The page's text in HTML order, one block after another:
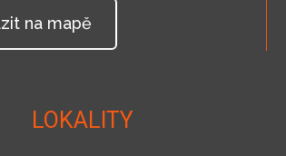
na mapě
LOKALITY